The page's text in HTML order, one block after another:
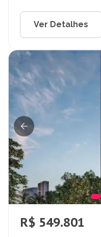
Ver Detalhes
R$ 549.801